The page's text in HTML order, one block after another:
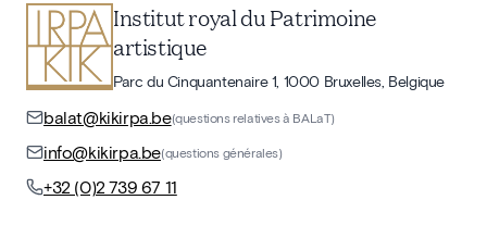
Institut royal du Patrimoine
artistique
Parc du Cinquantenaire 1, 1000 Bruxelles, Belgique
balat@kikirpa.be(questions relatives à BALaT)
info@kikirpa.be(questions générales)
+32 (0)2 739 67 11